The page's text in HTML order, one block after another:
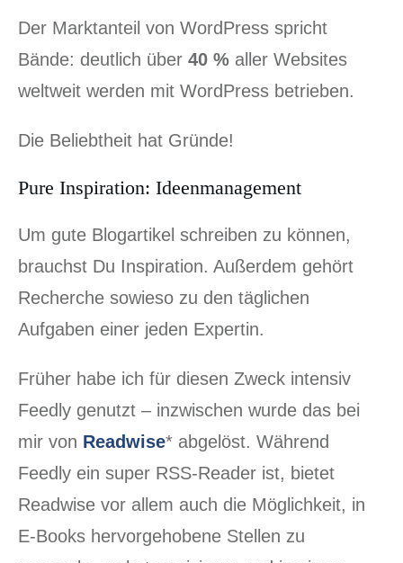
Der Marktanteil von WordPress spricht
Bände: deutlich über 40 % aller Websites
weltweit werden mit WordPress betrieben.
Die Beliebtheit hat Gründe!
Pure Inspiration: Ideenmanagement
Um gute Blogartikel schreiben zu können,
brauchst Du Inspiration. Außerdem gehört
Recherche sowieso zu den täglichen
Aufgaben einer jeden Expertin.
Früher habe ich für diesen Zweck intensiv
Feedly genutzt – inzwischen wurde das bei
mir von Readwise* abgelöst. Während
Feedly ein super RSS-Reader ist, bietet
Readwise vor allem auch die Möglichkeit, in
E-Books hervorgehobene Stellen zu